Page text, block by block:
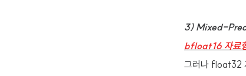
3) Mixed-
bfloat16 자료
그러나 float32